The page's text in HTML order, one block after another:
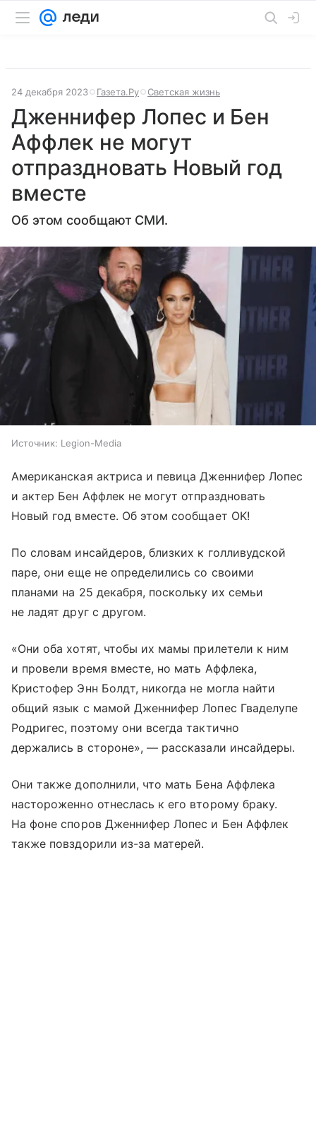
24 декабря 2023 Газета.Ру Светская жизнь
Дженнифер Лопес и Бен
Аффлек не могут
отпраздновать Новый год
вместе
Об этом сообщают СМИ.
Источник: Legion-Media
Американская актриса и певица Дженнифер Лопес
и актер Бен Аффлек не могут отпраздновать
Новый год вместе. Об этом сообщает OK!
По словам инсайдеров, близких к голливудской
паре, они еще не определились со своими
планами на 25 декабря, поскольку их семьи
не ладят друг с другом.
«Они оба хотят, чтобы их мамы прилетели к ним
и провели время вместе, но мать Аффлека,
Кристофер Энн Болдт, никогда не могла найти
общий язык с мамой Дженнифер Лопес Гваделупе
Родригес, поэтому они всегда тактично
держались в стороне», — рассказали инсайдеры.
Они также дополнили, что мать Бена Аффлека
настороженно отнеслась к его второму браку.
На фоне споров Дженнифер Лопес и Бен Аффлек
также повздорили из-за матерей.